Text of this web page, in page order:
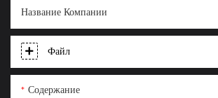
Название Компании
Файл
Содержание